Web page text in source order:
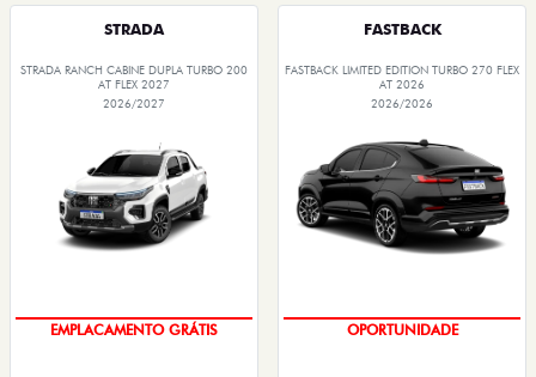
STRADA
STRADA RANCH CABINE DUPLA TURBO 200
AT FLEX 2027
2026/2027
OPORTUNIDADE
FASTBACK
FASTBACK LIMITED EDITION TURBO 270 FLEX
AT 2026
2026/2026
PREÇOS REDUZIDOS